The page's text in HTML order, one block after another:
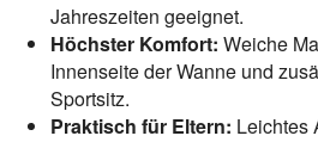
Jahreszeiten geeignet.
Höchster Komfort: Weiche
Innenseite der Wanne und
Sportsitz.
Praktisch für Eltern: Leichtes